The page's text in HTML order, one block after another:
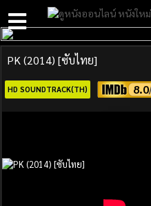
PK (2014) [ซับไทย]
HD SOUNDTRACK(TH) 8.0